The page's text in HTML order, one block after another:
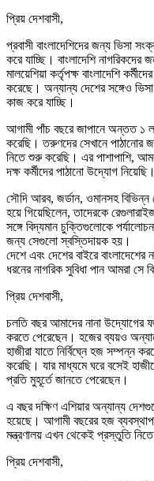
প্রিয় দেশবাসী,
প্রবাসী বাংলাদেশিদের জন্য ভিসা
করে যাচ্ছি। বাংলাদেশি
মালয়েশিয়া কর্তৃপক্ষ বাংলাদেশি
করেছে। অন্যান্য দেশের সঙ্গেও
কাজ করে যাচ্ছি।
আগামী পাঁচ বছরে জাপানে অন্তত ১
করেছি। তরুণদের সেখানে পাঠানোর
নিতে শুরু করেছি। এর পাশাপাশি,
দক্ষ কর্মীদের পাঠানো উদ্যোগ নিয়েছি।
সৌদি আরব, জর্ডান, ওমানসহ বিভিন্ন
হয়ে গিয়েছিলেন, তাদেরকে
সঙ্গে বিদ্যমান চুক্তিগুলোকে
জন্য সেগুলো স্বস্তিদায়ক হয়।
দেশে এবং দেশের বাইরে
ধরনের নাগরিক সুবিধা পান আমরা সে
প্রিয় দেশবাসী,
চলতি বছর আমাদের নানা উদ্যোগের
করতে পেরেছেন। হজের ব্যয়ও
হাজীরা যাতে নির্বিঘ্নে হজ সম্পন্ন
করেছি। যার মাধ্যমে ঘরে বসেই
প্রতি মুহূর্তে জানতে পেরেছেন।
এ বছর দক্ষিণ এশিয়ার অন্যান্য
হয়েছে। আগামী বছরের হজ
মন্ত্রণালয় এখন থেকেই প্রস্তুতি
প্রিয় দেশবাসী,